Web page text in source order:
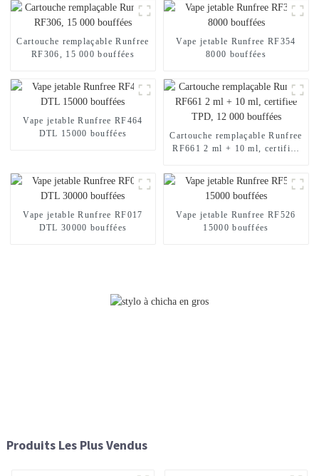
Cartouche remplaçable Runfree
RF306, 15 000 bouffées
Vape jetable Runfree RF354
8000 bouffées
Vape jetable Runfree RF464
DTL 15000 bouffées
Cartouche remplaçable Runfree
RF661 2 ml + 10 ml, certifiée
Vape jetable Runfree RF017
DTL 30000 bouffées
Vape jetable Runfree RF526
15000 bouffées
Produits Les Plus Vendus